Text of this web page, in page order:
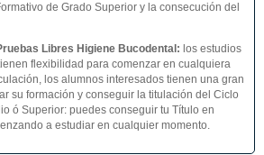
de Grado Superior y la consecución del
Libres Higiene Bucodental : los estudios
flexibilidad para comenzar en cualquiera
los alumnos interesados tienen una gran
su formación y conseguir la titulación del Ciclo
ó Superior: puedes conseguir tu Título en
a estudiar en cualquier momento.